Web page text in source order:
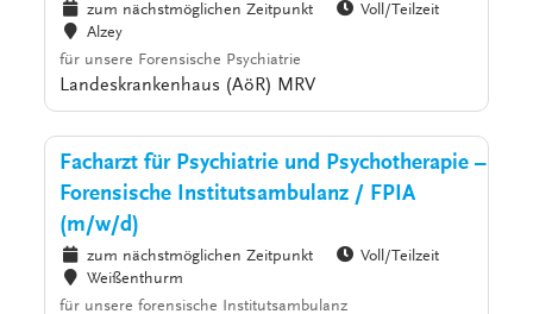
zum nächstmöglichen Zeitpunkt
Voll/Teilzeit
Alzey
für unsere Forensische Psychiatrie
Landeskrankenhaus (AöR) MRV
Facharzt für Psychiatrie und Psychotherapie –
Forensische Institutsambulanz / FPIA
(m/w/d)
zum nächstmöglichen Zeitpunkt
Voll/Teilzeit
Weißenthurm
für unsere forensische Institutsambulanz